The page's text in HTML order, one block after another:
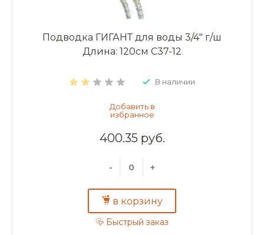
Подводка ГИГАНТ для воды 3/4" г/ш
Длина: 120см C37-12
В наличии
400.35 руб.
- +
в корзину
Быстрый заказ